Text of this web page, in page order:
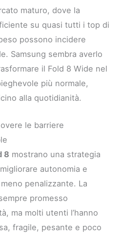
maturo, dove la
su quasi tutti i top di
possono incidere
Samsung sembra averlo
il Fold 8 Wide nel
più normale,
alla quotidianità.
le barriere
8 mostrano una strategia
autonomia e
penalizzante. La
promesso
ma molti utenti l’hanno
fragile, pesante e poco